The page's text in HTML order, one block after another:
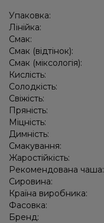
Упаковка:
Лінійка:
Смак:
Смак (відтінок):
Смак (міксологія):
Кислість:
Солодкість:
Свіжість:
Пряність:
Міцність:
Димність:
Смакування:
Жаростійкість:
Рекомендована чаша:
Сировина:
Країна виробника:
Фасовка:
Бренд: